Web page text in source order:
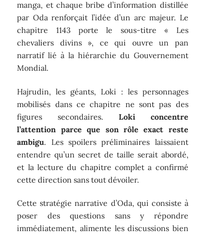
manga, et chaque bribe d’information distillée
par Oda renforçait l’idée d’un arc majeur. Le
chapitre 1143 porte le sous-titre « Les
chevaliers divins », ce qui ouvre un pan
narratif lié à la hiérarchie du Gouvernement
Mondial.
Hajrudin, les géants, Loki : les personnages
mobilisés dans ce chapitre ne sont pas des
figures secondaires. Loki concentre
l’attention parce que son rôle exact reste
ambigu. Les spoilers préliminaires laissaient
entendre qu’un secret de taille serait abordé,
et la lecture du chapitre complet a confirmé
cette direction sans tout dévoiler.
Cette stratégie narrative d’Oda, qui consiste à
poser des questions sans y répondre
immédiatement, alimente les discussions bien